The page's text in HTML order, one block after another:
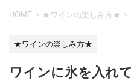
HOME > ★ワインの楽しみ方★ >
★ワインの楽しみ方★
ワインに氷を入れ